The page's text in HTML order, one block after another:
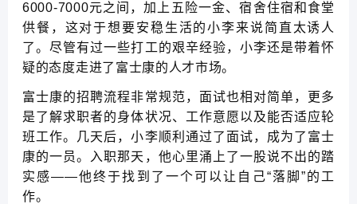
6000-7000元之间，加上五险一金、宿舍住宿和食堂
供餐，这对于想要安稳生活的小李来说简直太诱人
了。尽管有过一些打工的艰辛经验，小李还是带着怀
疑的态度走进了富士康的人才市场。
富士康的招聘流程非常规范，面试也相对简单，更多
是了解求职者的身体状况、工作意愿以及能否适应轮
班工作。几天后，小李顺利通过了面试，成为了富士
康的一员。入职那天，他心里涌上了一股说不出的踏
实感——他终于找到了一个可以让自己“落脚”的工
作。